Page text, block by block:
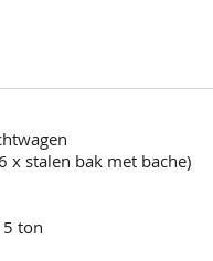
x stalen bak met bache)
ton